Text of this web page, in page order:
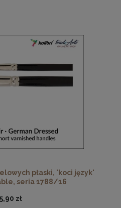
płaski, 'koci język'
seria 1788/16
zł